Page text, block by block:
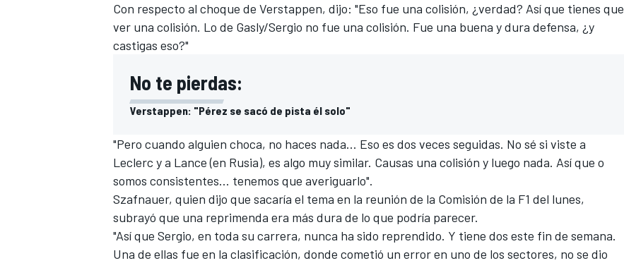
WRC
Con respecto al choque de Verstappen, dijo: "Eso fue una colisión, ¿verdad? Así que tienes que
ver una colisión. Lo de Gasly/Sergio no fue una colisión. Fue una buena y dura defensa, ¿y
castigas eso?"
No te pierdas:
Verstappen: "Pérez se sacó de pista él solo"
"Pero cuando alguien choca, no haces nada... Eso es dos veces seguidas. No sé si viste a
Leclerc y a Lance (en Rusia), es algo muy similar. Causas una colisión y luego nada. Así que o
somos consistentes... tenemos que averiguarlo".
Szafnauer, quien dijo que sacaría el tema en la reunión de la Comisión de la F1 del lunes,
subrayó que una reprimenda era más dura de lo que podría parecer.
"Así que Sergio, en toda su carrera, nunca ha sido reprendido. Y tiene dos este fin de semana.
Una de ellas fue en la clasificación, donde cometió un error en uno de los sectores, no se dio